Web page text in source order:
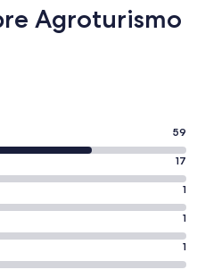
Agroturismo
59
17
1
1
1